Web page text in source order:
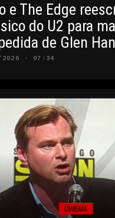
e The Edge
do U2 para
de Glen
· 07:34
CINEMA